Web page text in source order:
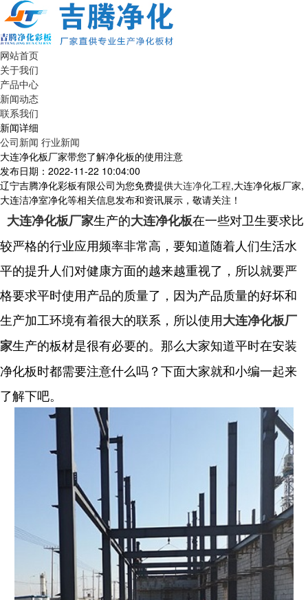
网站首页
关于我们
产品中心
新闻动态
联系我们
新闻详细
公司新闻 行业新闻
大连净化板厂家带您了解净化板的使用注意
发布日期：2022-11-22 10:04:00
辽宁吉腾净化彩板有限公司为您免费提供大连净化工程,大连净化板厂家,
大连洁净室净化等相关信息发布和资讯展示，敬请关注！
大连净化板厂家生产的大连净化板在一些对卫生要求比
较严格的行业应用频率非常高，要知道随着人们生活水
平的提升人们对健康方面的越来越重视了，所以就要严
格要求平时使用产品的质量了，因为产品质量的好坏和
生产加工环境有着很大的联系，所以使用大连净化板厂
家生产的板材是很有必要的。那么大家知道平时在安装
净化板时都需要注意什么吗？下面大家就和小编一起来
了解下吧。